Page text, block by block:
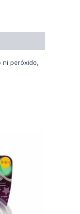
peróxido,